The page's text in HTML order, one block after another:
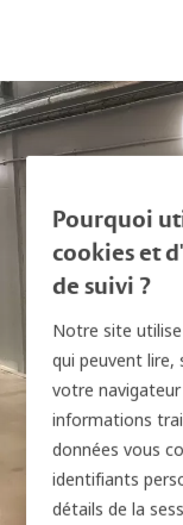
Pourquoi
cookies et
de suivi ?
Notre site
qui peuvent
votre
informations
données vous
identifiants
détails de la